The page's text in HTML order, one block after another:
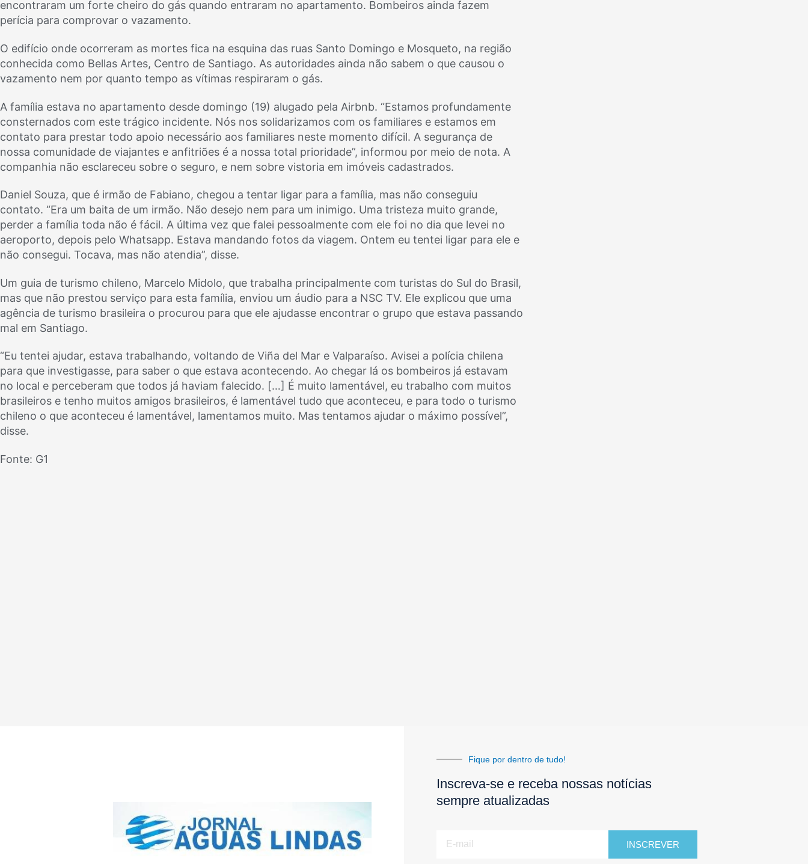
encontraram um forte cheiro do gás quando entraram no apartamento. Bombeiros ainda fazem
perícia para comprovar o vazamento.
O edifício onde ocorreram as mortes fica na esquina das ruas Santo Domingo e Mosqueto, na região
conhecida como Bellas Artes, Centro de Santiago. As autoridades ainda não sabem o que causou o
vazamento nem por quanto tempo as vítimas respiraram o gás.
A família estava no apartamento desde domingo (19) alugado pela Airbnb. “Estamos profundamente
consternados com este trágico incidente. Nós nos solidarizamos com os familiares e estamos em
contato para prestar todo apoio necessário aos familiares neste momento difícil. A segurança de
nossa comunidade de viajantes e anfitriões é a nossa total prioridade”, informou por meio de nota. A
companhia não esclareceu sobre o seguro, e nem sobre vistoria em imóveis cadastrados.
Daniel Souza, que é irmão de Fabiano, chegou a tentar ligar para a família, mas não conseguiu
contato. “Era um baita de um irmão. Não desejo nem para um inimigo. Uma tristeza muito grande,
perder a família toda não é fácil. A última vez que falei pessoalmente com ele foi no dia que levei no
aeroporto, depois pelo Whatsapp. Estava mandando fotos da viagem. Ontem eu tentei ligar para ele e
não consegui. Tocava, mas não atendia”, disse.
Um guia de turismo chileno, Marcelo Midolo, que trabalha principalmente com turistas do Sul do Brasil,
mas que não prestou serviço para esta família, enviou um áudio para a NSC TV. Ele explicou que uma
agência de turismo brasileira o procurou para que ele ajudasse encontrar o grupo que estava passando
mal em Santiago.
“Eu tentei ajudar, estava trabalhando, voltando de Viña del Mar e Valparaíso. Avisei a polícia chilena
para que investigasse, para saber o que estava acontecendo. Ao chegar lá os bombeiros já estavam
no local e perceberam que todos já haviam falecido. […] É muito lamentável, eu trabalho com muitos
brasileiros e tenho muitos amigos brasileiros, é lamentável tudo que aconteceu, e para todo o turismo
chileno o que aconteceu é lamentável, lamentamos muito. Mas tentamos ajudar o máximo possível”,
disse.
Fonte: G1
Fique por dentro de tudo!
Inscreva-se e receba nossas notícias
sempre atualizadas
INSCREVER